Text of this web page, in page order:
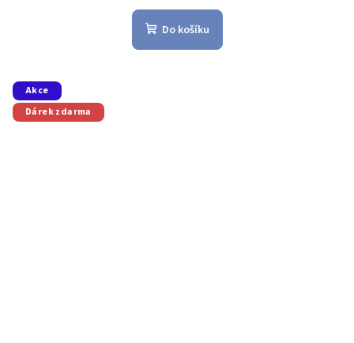
Do košíku
Akce
Dárek zdarma